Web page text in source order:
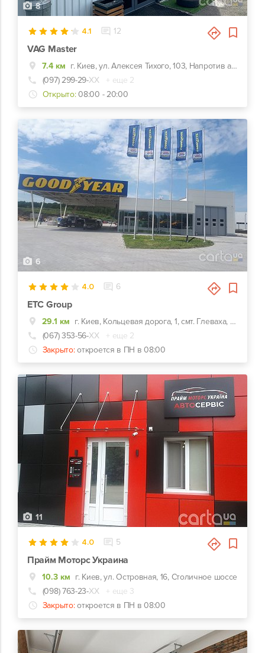
8
4.1 12
VAG Master
7.4 км
г. Киев, ул. Алексея Тихого, 103, Напротив автозаправки KLO
(097) 299-29-ХХ
+ еще 2
Открыто: 08:00 - 20:00
6
4.0 6
ЕТС Group
29.1 км
г. Киев, Кольцевая дорога, 1, смт. Глеваха, вул. Сулими, 9
(067) 353-56-ХХ
+ еще 2
Закрыто: откроется в ПН в 08:00
11
4.0 5
Прайм Моторс Украина
10.3 км г. Киев, ул. Островная, 16, Столичное шоссе
(098) 763-23-ХХ
+ еще 3
Закрыто: откроется в ПН в 08:00